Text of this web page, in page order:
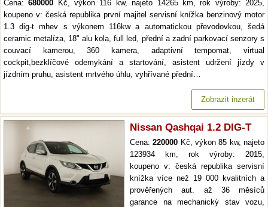
Cena:680000 Kč, výkon 116 kw, najeto 14265 km, rok výroby: 2025,
koupeno v: česká republika první majitel servisní knížka benzinový motor
1.3 dig-t mhev s výkonem 116kw a automatickou převodovkou, šedá
ceramic metalíza, 18" alu kola, full led, přední a zadní parkovací senzory s
couvací kamerou, 360 kamera, adaptivní tempomat, virtual
cockpit,bezklíčové odemykání a startování, asistent udržení jízdy v
jízdním pruhu, asistent mrtvého úhlu, vyhřívané přední…
Zobrazit inzerát
Nissan Qashqai 1.2 DIG-T
Cena:220000 Kč, výkon 85 kw, najeto
123934 km, rok výroby: 2015,
koupeno v: česká republika servisní
knížka více než 19 000 kvalitních a
prověřených aut. až 36 měsíců
garance na mechanický stav vozu,